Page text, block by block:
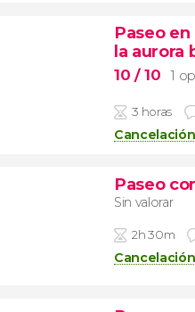
Paseo
la aurora
10 / 10 1
3 horas
Paseo
Sin valorar
2h 30m